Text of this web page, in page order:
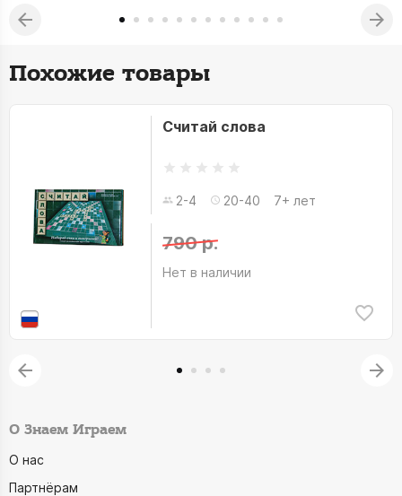
Похожие товары
Считай слова
2-4 20-40 7+ лет
790 р.
Нет в наличии
О Знаем Играем
О нас
Партнёрам